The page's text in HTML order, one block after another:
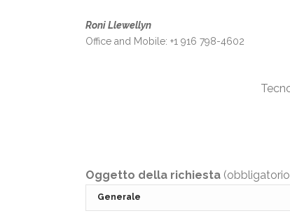
Roni Llewellyn
Office and Mobile: +1 916 798-4602
Oggetto della richiesta